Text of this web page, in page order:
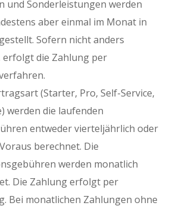
und Sonderleistungen werden
aber einmal im Monat in
Sofern nicht anders
die Zahlung per
(Starter, Pro, Self-Service,
werden die laufenden
entweder vierteljährlich oder
berechnet. Die
werden monatlich
Die Zahlung erfolgt per
Bei monatlichen Zahlungen ohne